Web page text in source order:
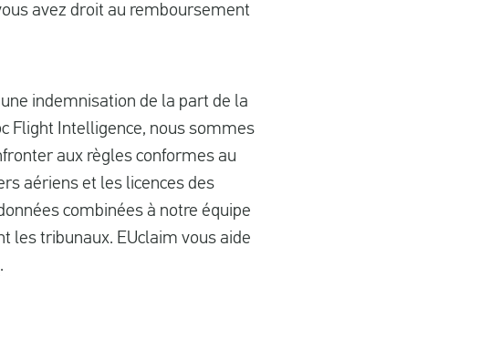
avez droit au remboursement
indemnisation de la part de la
Flight Intelligence, nous sommes
aux règles conformes au
aériens et les licences des
combinées à notre équipe
les tribunaux. EUclaim vous aide
.